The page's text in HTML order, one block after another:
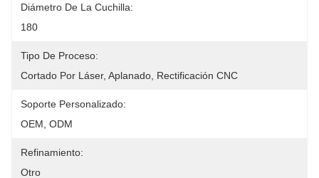
Diámetro De La Cuchilla:
180
Tipo De Proceso:
Cortado Por Láser, Aplanado, Rectificación CNC
Soporte Personalizado:
OEM, ODM
Refinamiento:
Otro